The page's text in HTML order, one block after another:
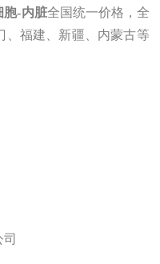
胞-内脏全国统一价格，全
、福建、新疆、内蒙古等